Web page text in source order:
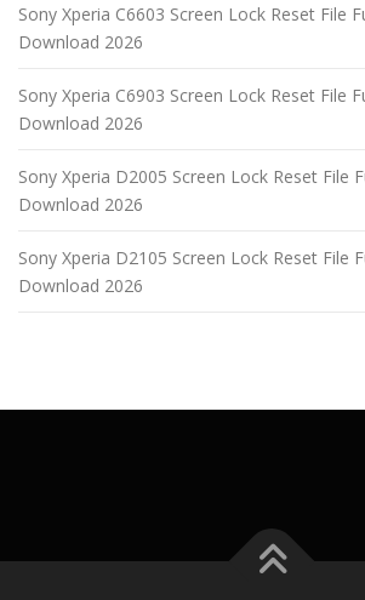
Sony Xperia C6603 Screen Lock Reset File
Download 2026
Sony Xperia C6903 Screen Lock Reset File
Download 2026
Sony Xperia D2005 Screen Lock Reset File
Download 2026
Sony Xperia D2105 Screen Lock Reset File
Download 2026